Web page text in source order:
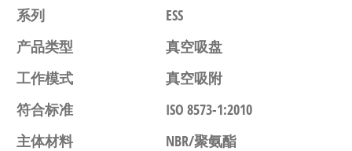
系列
ESS
产品类型
真空吸盘
工作模式
真空吸附
符合标准
ISO 8573-1:2010
主体材料
NBR/聚氨酯